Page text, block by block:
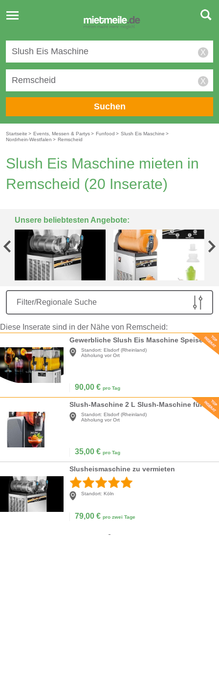
Toggle
navigation
X
X
Suchen
Startseite > Events, Messen & Partys> Funfood > Slush Eis Maschine >
Nordrhein-Westfalen > Remscheid
Slush Eis Maschine mieten in
Remscheid (20 Inserate)
Unsere beliebtesten Angebote:
Filter/Regionale Suche
Diese Inserate sind in der Nähe von Remscheid:
Gewerbliche Slush Eis Maschine Speiseeis Slush Eis Wassereis Slusheismaschine 2x12l für Ihr Gewerbe
Standort: Elsdorf (Rheinland)
Abholung vor Ort
90,00 € pro Tag
Slush-Maschine 2 L Slush-Maschine für Zuhause mit Selbstreinigung 5 voreingestellte Programme
Standort: Elsdorf (Rheinland)
Abholung vor Ort
35,00 € pro Tag
Slusheismaschine zu vermieten
Standort: Köln
79,00 € pro zwei Tage